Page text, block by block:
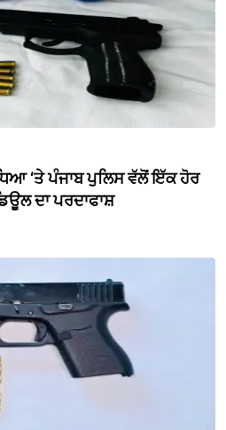
‘ਤੇ ਪੰਜਾਬ ਪੁਲਿਸ ਵੱਲੋਂ ਇੱਕ ਹੋਰ
ਦਾ ਪਰਦਾਫਾਸ਼